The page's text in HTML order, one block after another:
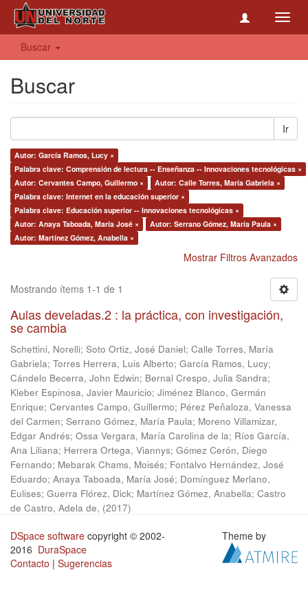
Buscar
Buscar
Ir
Autor: García Ramos, Lucy ×
Palabra clave: Comprensión de lectura -- Enseñanza -- Innovaciones tecnológicas ×
Autor: Cervantes Campo, Guillermo ×
Autor: Calle Torres, María Gabriela ×
Palabra clave: Internet en la educación superior ×
Palabra clave: Educación superior -- Innovaciones tecnológicas ×
Autor: Anaya Taboada, María José ×
Autor: Serrano Gómez, María Paula ×
Autor: Martínez Gómez, Anabella ×
Mostrar Filtros Avanzados
Mostrando ítems 1-1 de 1
Aulas develadas.2 : la práctica, con investigación,
se cambia
Schettini, Norelli; Soto Ortiz, José Daniel; Calle Torres, María
Gabriela; Torres Herrera, Luis Alberto; García Ramos, Lucy;
Cándelo Becerra, John Edwin; Bernal Crespo, Julia Sandra;
Kleber Espinosa, Javier Mauricio; Jiménez Blanco, Germán
Enrique; Cervantes Campo, Guillermo; Pérez Peñaloza, Vanessa
del Carmen; Serrano Gómez, María Paula; Moreno Villamizar,
Edgar Andrés; Ossa Vergara, María Carolina de la; Ríos García,
Ana Liliana; Herrera Ortega, Viannys; Gómez Cerón, Diego
Fernando; Mebarak Chams, Moisés; Fontalvo Hernández, José
Eduardo; Anaya Taboada, María José; Domínguez Merlano,
Eulises; Guerra Flórez, Dick; Martínez Gómez, Anabella; Castro
de Castro, Adela de, (2017)
DSpace software copyright © 2002-
2016 DuraSpace
Contacto | Sugerencias
Theme by